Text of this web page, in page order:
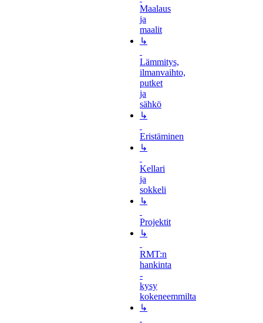
Maalaus
ja
maalit
↳
Lämmitys,
ilmanvaihto,
putket
ja
sähkö
↳
Eristäminen
↳
Kellari
ja
sokkeli
↳
Projektit
↳
RMT:n
hankinta
-
kysy
kokeneemmilta
↳